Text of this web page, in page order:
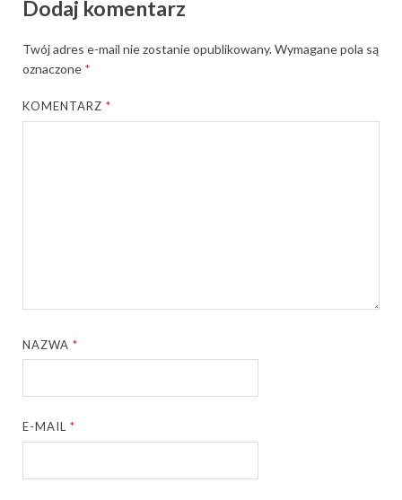
Dodaj komentarz
Twój adres e-mail nie zostanie opublikowany.Wymagane pola są
oznaczone *
KOMENTARZ*
NAZWA*
E-MAIL*